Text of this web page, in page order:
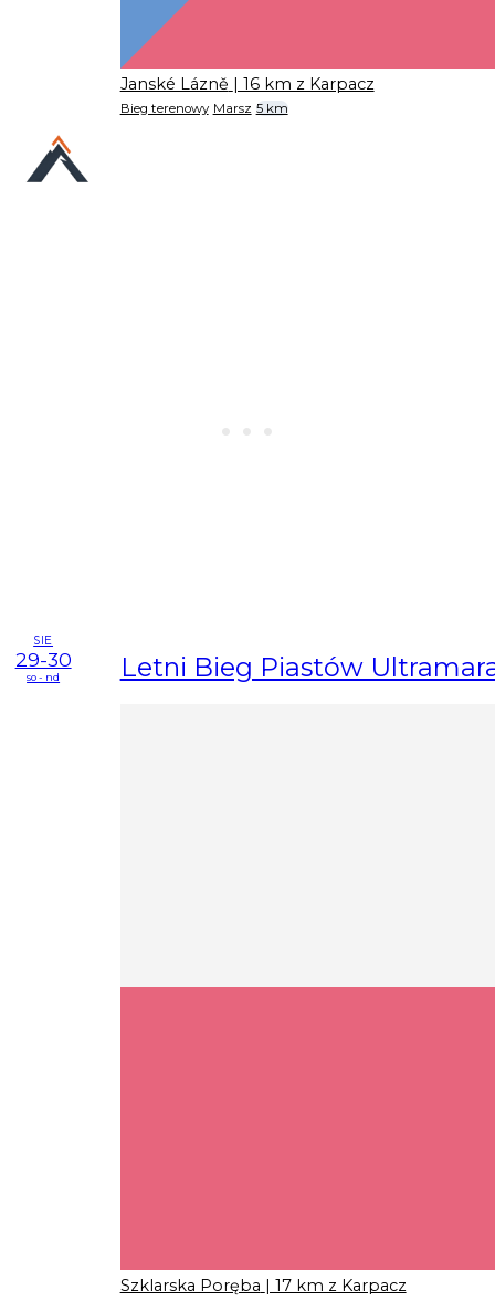
Janské Lázně | 16 km z Karpacz
Bieg terenowy Marsz 5 km
SIE
29-30
so - nd Letni Bieg Piastów
Szklarska Poręba | 17 km z Karpacz